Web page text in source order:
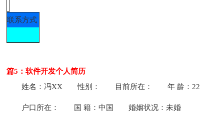
联系方式
篇5：软件开发个人简历
姓名：冯XX
性别： 目前所在： 年 龄：22
户口所在： 国 籍：中国 婚姻状况：未婚